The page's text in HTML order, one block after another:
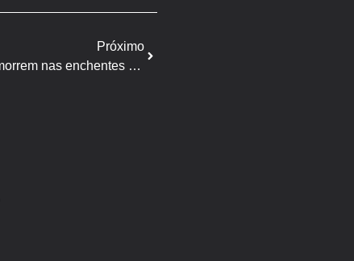
Próximo
ACSURS: Quase 13 mil suínos morrem nas enchentes do Rio Grande do Sul